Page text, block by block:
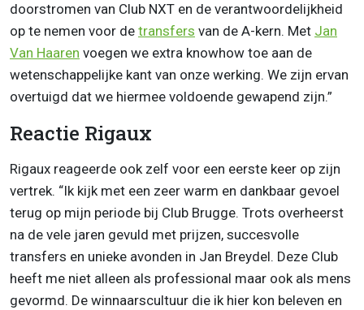
doorstromen van Club NXT en de verantwoordelijkheid
op te nemen voor de transfers van de A-kern. Met Jan
Van Haaren voegen we extra knowhow toe aan de
wetenschappelijke kant van onze werking. We zijn ervan
overtuigd dat we hiermee voldoende gewapend zijn.”
Reactie Rigaux
Rigaux reageerde ook zelf voor een eerste keer op zijn
vertrek. “Ik kijk met een zeer warm en dankbaar gevoel
terug op mijn periode bij Club Brugge. Trots overheerst
na de vele jaren gevuld met prijzen, succesvolle
transfers en unieke avonden in Jan Breydel. Deze Club
heeft me niet alleen als professional maar ook als mens
gevormd. De winnaarscultuur die ik hier kon beleven en